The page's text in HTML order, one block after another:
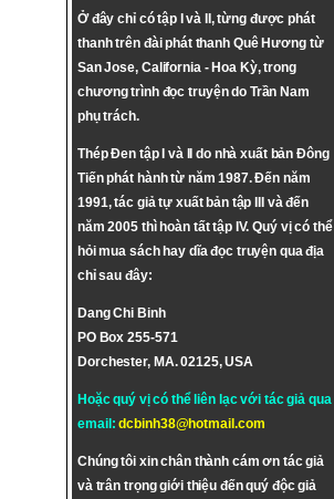
Ở đây chỉ có tập I và II, từng được phát
thanh trên đài phát thanh Quê Hương từ
San Jose, California - Hoa Kỳ, trong
chương trình đọc truyện do Trần Nam
phụ trách.
Thép Đen tập I và II do nhà xuất bản Đông
Tiến phát hành từ năm 1987. Đến năm
1991, tác giả tự xuất bản tập III và đến
năm 2005 thì hoàn tất tập IV. Quý vị có thể
hỏi mua sách hay dĩa đọc truyện qua địa
chỉ sau đây:
Dang Chi Binh
PO Box 255-571
Dorchester, MA. 02125, USA
Hoặc quý vị có thể liên lạc với tác giả qua
email:dcbinh38@hotmail.com
Chúng tôi xin chân thành cám ơn tác giả
và trân trọng giới thiệu đến quý độc giả